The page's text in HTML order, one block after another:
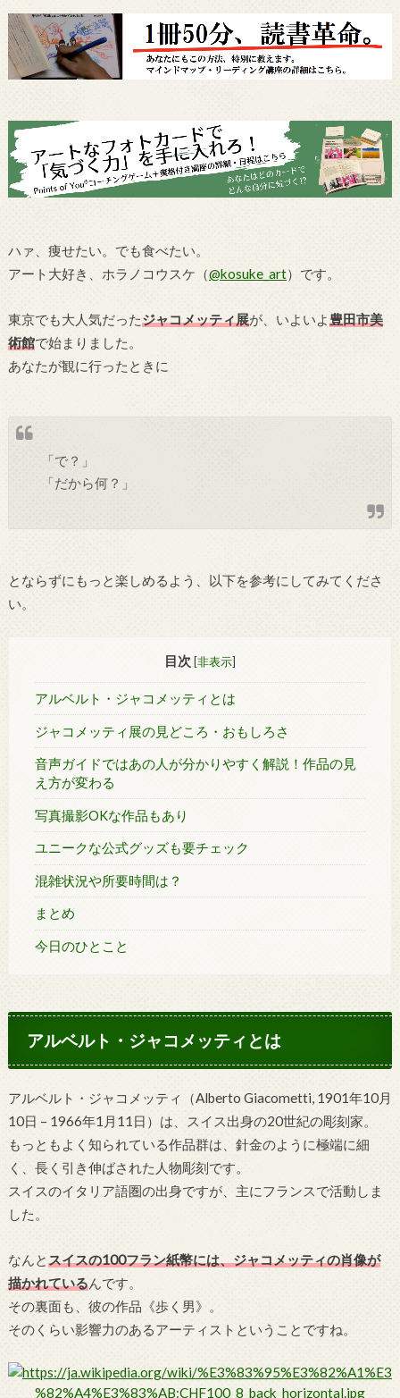
ハァ、痩せたい。でも食べたい。
アート大好き、ホラノコウスケ（@kosuke_art）です。
東京でも大人気だったジャコメッティ展が、いよいよ豊田市美
術館で始まりました。
あなたが観に行ったときに
「で？」
「だから何？」
とならずにもっと楽しめるよう、以下を参考にしてみてくださ
い。
目次 [非表示]
アルベルト・ジャコメッティとは
ジャコメッティ展の見どころ・おもしろさ
音声ガイドではあの人が分かりやすく解説！作品の見
え方が変わる
写真撮影OKな作品もあり
ユニークな公式グッズも要チェック
混雑状況や所要時間は？
まとめ
今日のひとこと
アルベルト・ジャコメッティとは
アルベルト・ジャコメッティ（Alberto Giacometti, 1901年10月
10日 – 1966年1月11日）は、スイス出身の20世紀の彫刻家。
もっともよく知られている作品群は、針金のように極端に細
く、長く引き伸ばされた人物彫刻です。
スイスのイタリア語圏の出身ですが、主にフランスで活動しま
した。
なんとスイスの100フラン紙幣には、ジャコメッティの肖像が
描かれているんです。
その裏面も、彼の作品《歩く男》。
そのくらい影響力のあるアーティストということですね。